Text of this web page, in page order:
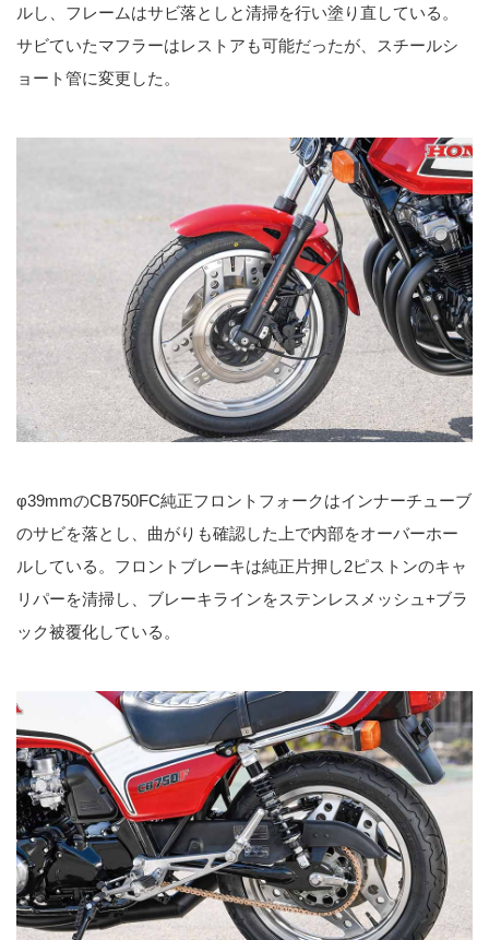
ルし、フレームはサビ落としと清掃を行い塗り直している。
サビていたマフラーはレストアも可能だったが、スチールシ
ョート管に変更した。
φ39mmのCB750FC純正フロントフォークはインナーチューブ
のサビを落とし、曲がりも確認した上で内部をオーバーホー
ルしている。フロントブレーキは純正片押し2ピストンのキャ
リパーを清掃し、ブレーキラインをステンレスメッシュ+ブラ
ック被覆化している。